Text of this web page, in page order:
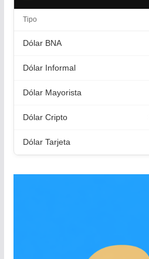
Tipo
Dólar BNA
Dólar Informal
Dólar Mayorista
Dólar Cripto
Dólar Tarjeta